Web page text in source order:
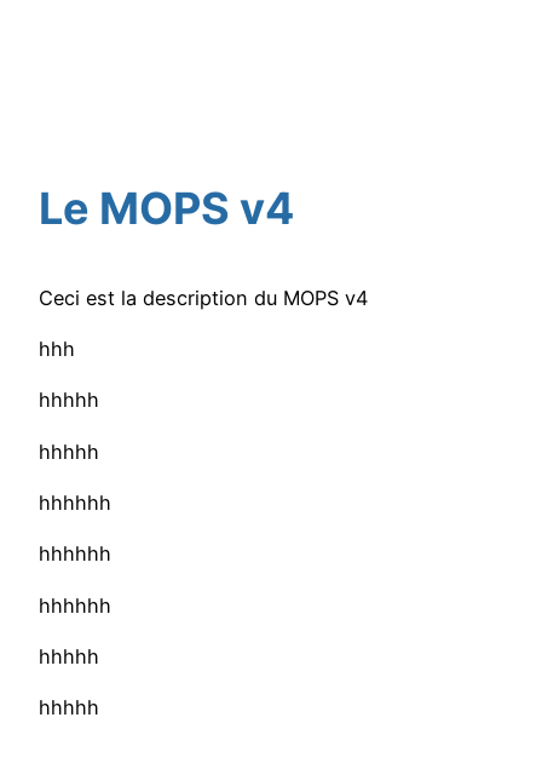
Le MOPS v4
Ceci est la description du MOPS v4
hhh
hhhhh
hhhhh
hhhhhh
hhhhhh
hhhhhh
hhhhh
hhhhh